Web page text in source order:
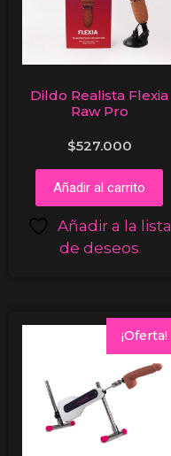
Dildo Realista Flexia
Raw Pro
$527.000
Añadir al carrito
Añadir a la lista
de deseos
¡Oferta!